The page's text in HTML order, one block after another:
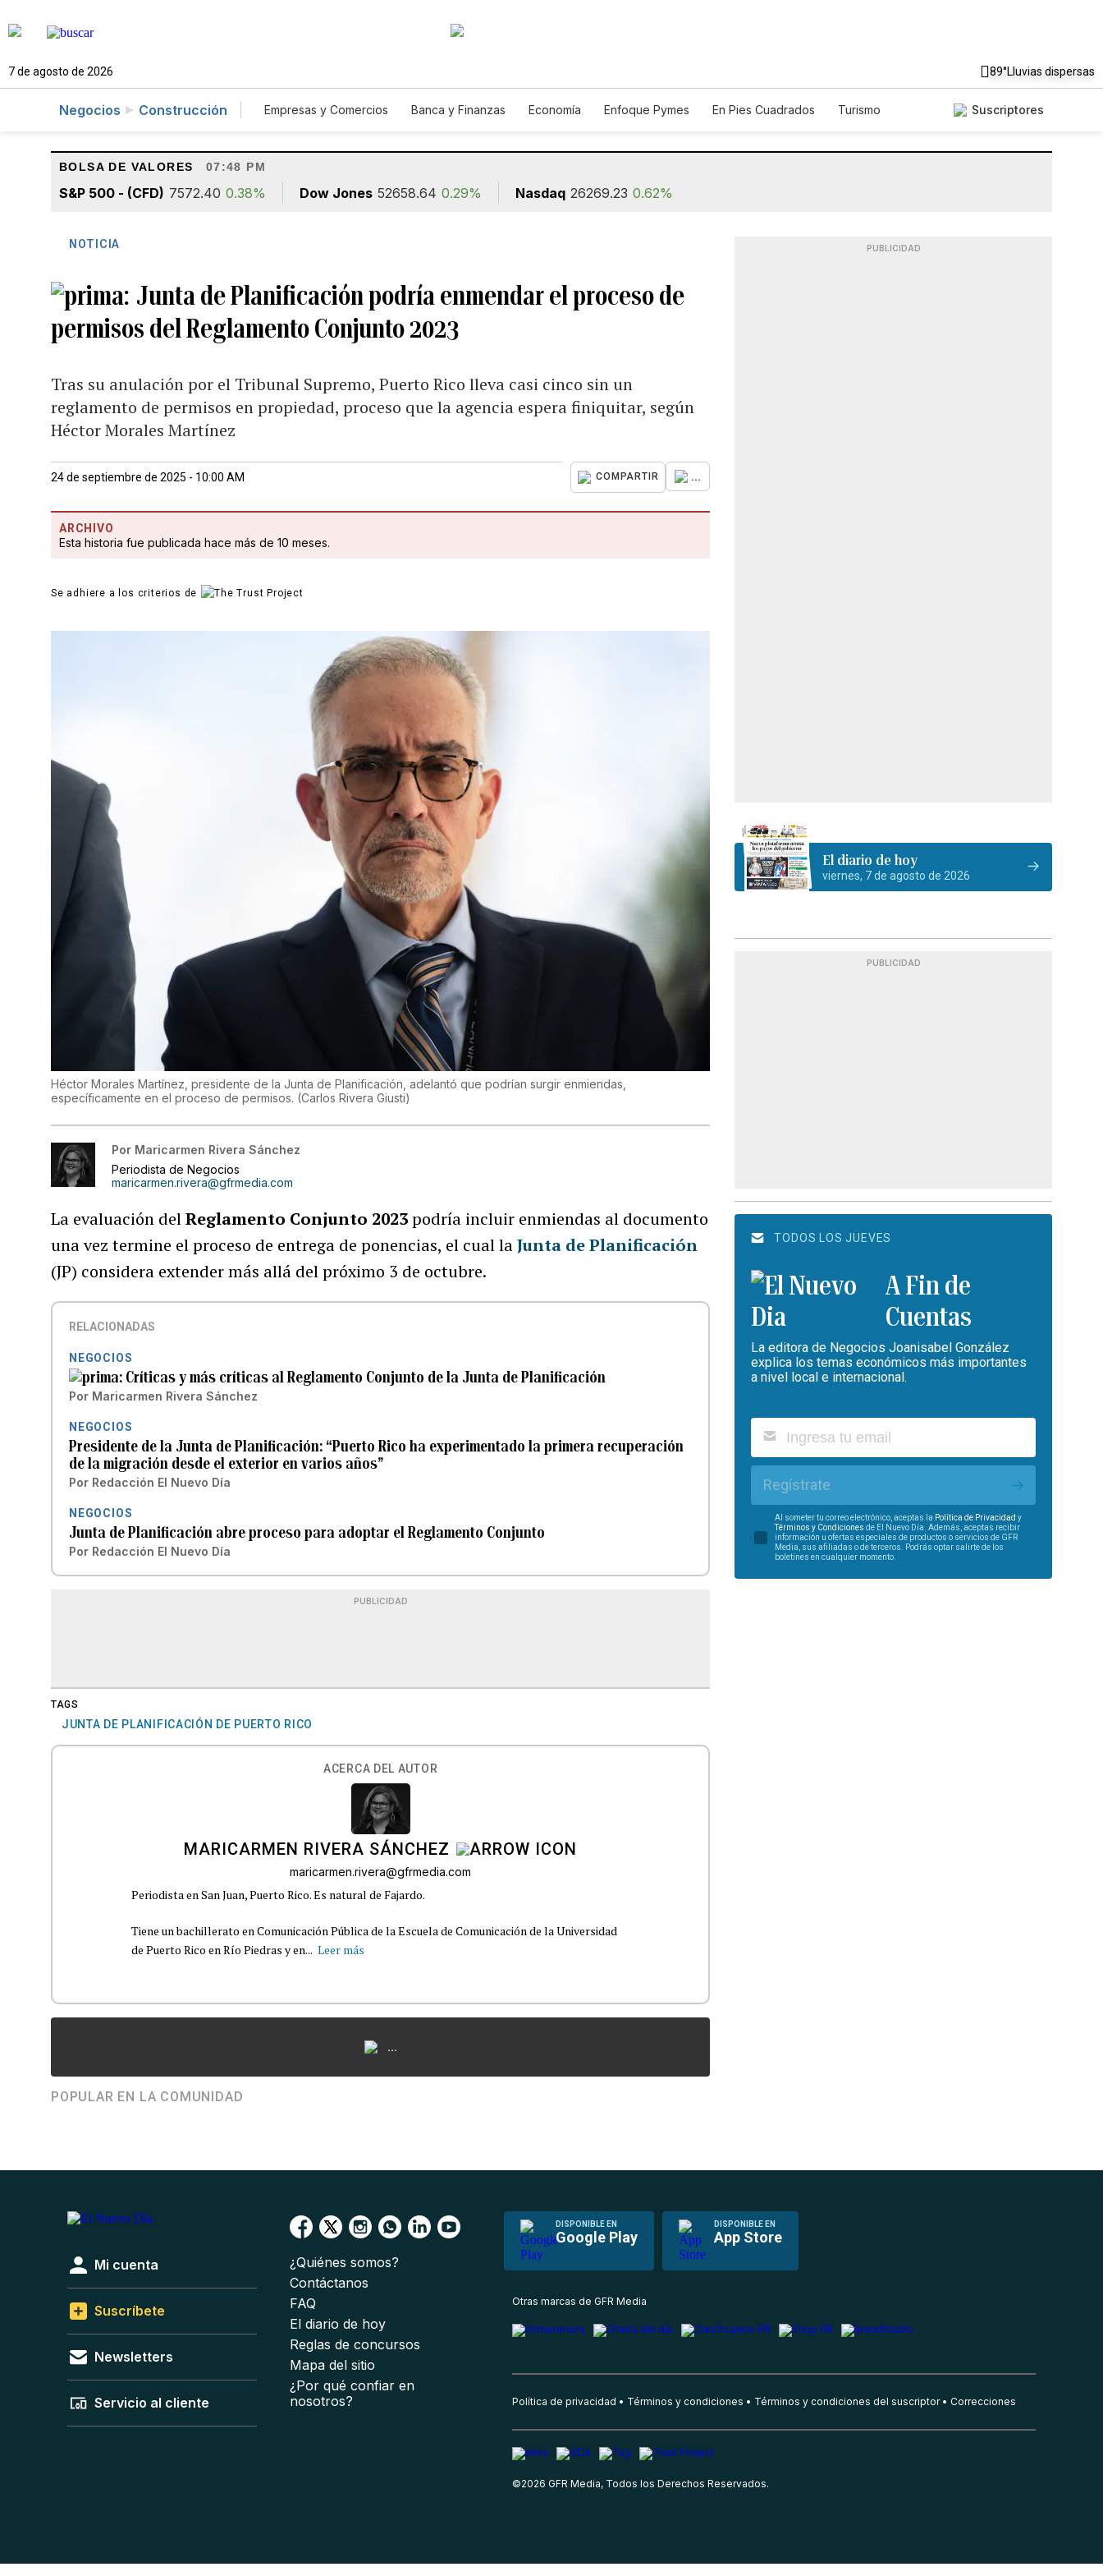
7 de agosto de 2026 89°Lluvias dispersas
Negocios Construcción Empresas y Comercios Banca y Finanzas Economía Enfoque Pymes En Pies Cuadrados
Turismo
Suscriptores
BOLSA DE VALORES 07:48 PM
S&P 500 - (CFD) 7572.40 0.38% Dow Jones 52658.64 0.29% Nasdaq 26269.23 0.62%
NOTICIA
Junta de Planificación podría enmendar el proceso de
permisos del Reglamento Conjunto 2023
Tras su anulación por el Tribunal Supremo, Puerto Rico lleva casi cinco sin un
reglamento de permisos en propiedad, proceso que la agencia espera finiquitar, según
Héctor Morales Martínez
24 de septiembre de 2025 - 10:00 AM COMPARTIR ...
ARCHIVO
Esta historia fue publicada hace más de 10 meses.
Se adhiere a los criterios de
Héctor Morales Martínez, presidente de la Junta de Planificación, adelantó que podrían surgir enmiendas,
específicamente en el proceso de permisos. (Carlos Rivera Giusti)
Por Maricarmen Rivera Sánchez
Periodista de Negocios
maricarmen.rivera@gfrmedia.com
La evaluación delReglamento Conjunto 2023podría incluir enmiendas al documento
una vez termine el proceso de entrega de ponencias, el cual laJunta de Planificación
(JP) considera extender más allá del próximo 3 de octubre.
RELACIONADAS
NEGOCIOS
Críticas y más críticas al Reglamento Conjunto de la Junta de Planificación
Por Maricarmen Rivera Sánchez
NEGOCIOS
Presidente de la Junta de Planificación: “Puerto Rico ha experimentado la primera recuperación
de la migración desde el exterior en varios años”
Por Redacción El Nuevo Día
NEGOCIOS
Junta de Planificación abre proceso para adoptar el Reglamento Conjunto
Por Redacción El Nuevo Día
PUBLICIDAD
TAGS
JUNTA DE PLANIFICACIÓN DE PUERTO RICO
ACERCA DEL AUTOR
MARICARMEN RIVERA SÁNCHEZ
maricarmen.rivera@gfrmedia.com
Periodista en San Juan, Puerto Rico. Es natural de Fajardo.
Tiene un bachillerato en Comunicación Pública de la Escuela de Comunicación de la Universidad
de Puerto Rico en Río Piedras y en... Leer más
...
POPULAR EN LA COMUNIDAD
PUBLICIDAD
El diario de hoy
viernes, 7 de agosto de 2026
PUBLICIDAD
TODOS LOS JUEVES
A Fin de
Cuentas
La editora de Negocios Joanisabel González
explica los temas económicos más importantes
a nivel local e internacional.
Regístrate
Al someter tu correo electrónico, aceptas la Política de Privacidad y
Términos y Condiciones de El Nuevo Día. Además, aceptas recibir
información u ofertas especiales de productos o servicios de GFR
Media, sus afiliadas o de terceros. Podrás optar salirte de los
boletines en cualquier momento.
DISPONIBLE EN
Google Play
DISPONIBLE EN
App Store
Mi cuenta
Suscríbete
Newsletters
Servicio al cliente
¿Quiénes somos?
Contáctanos
FAQ
El diario de hoy
Reglas de concursos
Mapa del sitio
¿Por qué confiar en
nosotros?
Otras marcas de GFR Media
Política de privacidad Términos y condiciones Términos y condiciones del suscriptor Correcciones
©2026 GFR Media, Todos los Derechos Reservados.